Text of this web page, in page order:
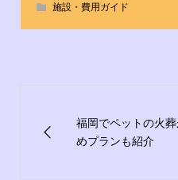
施設・費用ガイド
福岡でペットの火
めプランも紹介